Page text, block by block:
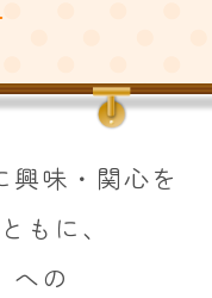
興味・関心を
もに、
への